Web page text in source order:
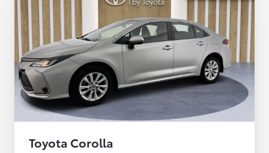
Toyota Corolla